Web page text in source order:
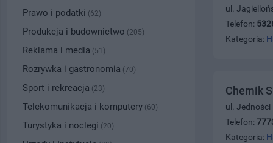
ul.
Telefon:
Kategoria:
Chemik
ul. Jedności
Telefon:
Kategoria:
Prawo i podatki (62)
Produkcja i budownictwo (205)
Reklama i media (51)
Rozrywka i gastronomia (70)
Sport i rekreacja (23)
Telekomunikacja i komputery (60)
Turystyka i noclegi (20)